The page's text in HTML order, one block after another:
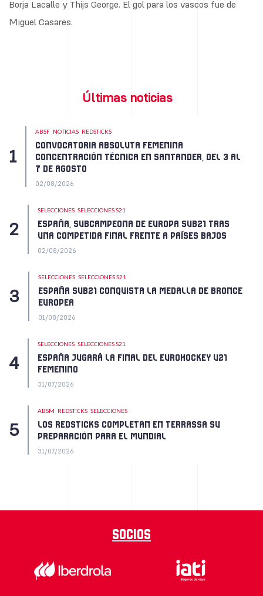
Borja Lacalle y Thijs George. El gol para los vascos fue de
Miguel Casares.
Últimas noticias
ABSF NOTICIAS REDSTICKS
CONVOCATORIA ABSOLUTA FEMENINA
CONCENTRACIÓN TÉCNICA EN SANTANDER, DEL 3 AL
7 DE AGOSTO
02/08/2026
SELECCIONES SELECCIONES S21
ESPAÑA, SUBCAMPEONA DE EUROPA SUB21 TRAS
UNA COMPETIDA FINAL FRENTE A PAÍSES BAJOS
02/08/2026
SELECCIONES SELECCIONES S21
ESPAÑA SUB21 CONQUISTA LA MEDALLA DE BRONCE
EUROPEA
01/08/2026
SELECCIONES SELECCIONES S21
ESPAÑA JUGARÁ LA FINAL DEL EUROHOCKEY U21
FEMENINO
31/07/2026
ABSM REDSTICKS SELECCIONES
LOS REDSTICKS COMPLETAN EN TERRASSA SU
PREPARACIÓN PARA EL MUNDIAL
31/07/2026
Socios